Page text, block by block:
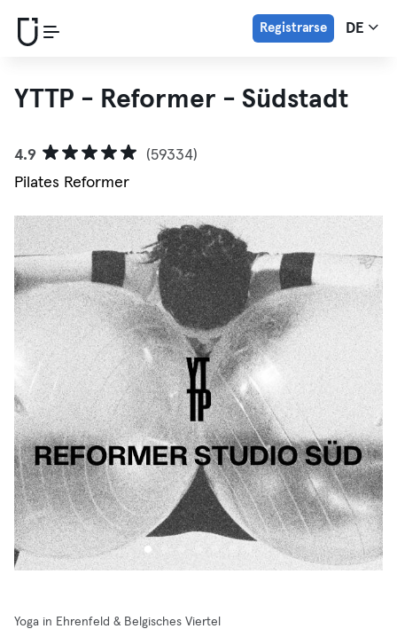
Registrarse DE
YTTP - Reformer - Südstadt
4.9
(59334)
Pilates Reformer
Yoga in Ehrenfeld & Belgisches Viertel